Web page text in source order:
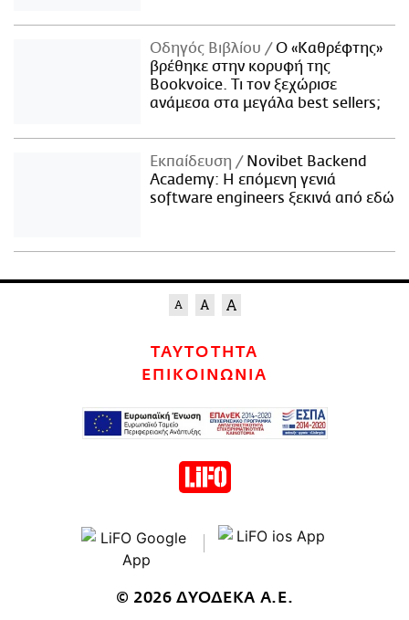
Οδηγός Βιβλίου
Ο «Καθρέφτης»
βρέθηκε στην κορυφή της
Bookvoice. Τι τον ξεχώρισε
ανάμεσα στα μεγάλα best sellers;
Εκπαίδευση
Novibet Backend
Academy: Η επόμενη γενιά
software engineers ξεκινά από εδώ
ΤΑΥΤΟΤΗΤΑ
ΕΠΙΚΟΙΝΩΝΙΑ
© 2026 ΔΥΟΔΕΚΑ Α.Ε.